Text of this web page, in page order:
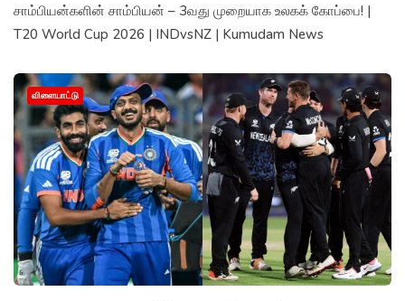
சாம்பியன்களின் சாம்பியன் – 3வது முறையாக உலகக் கோப்பை! |
T20 World Cup 2026 | INDvsNZ | Kumudam News
விளையாட்டு